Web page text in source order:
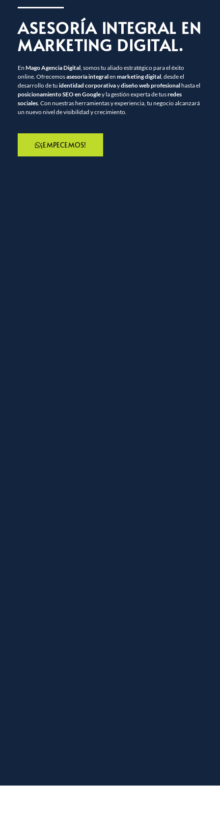
ASESORÍA INTEGRAL EN
MARKETING DIGITAL.
En Mago Agencia Digital , somos tu aliado estratégico para el éxito
online. Ofrecemosasesoría integralen marketing digital , desde el
desarrollo de tu identidad corporativaydiseño web profesionalhasta el
posicionamiento SEO en Googley la gestión experta de tusredes
sociales . Con nuestras herramientas y experiencia, tu negocio alcanzará
un nuevo nivel de visibilidad y crecimiento.
¡EMPECEMOS!